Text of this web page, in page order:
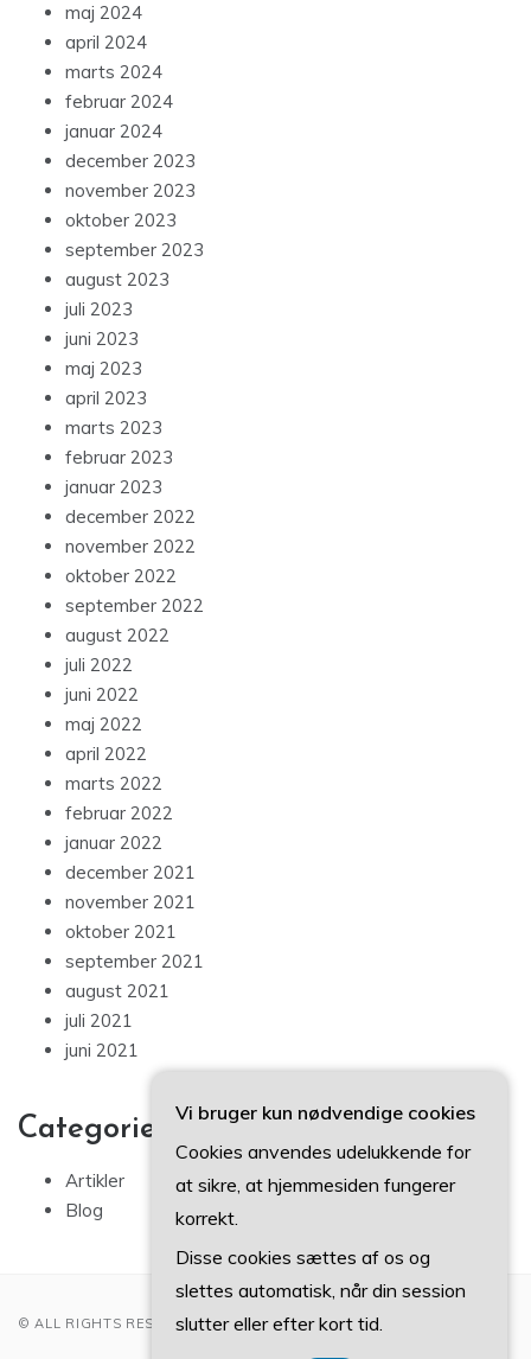
maj 2024
april 2024
marts 2024
februar 2024
januar 2024
december 2023
november 2023
oktober 2023
september 2023
august 2023
juli 2023
juni 2023
maj 2023
april 2023
marts 2023
februar 2023
januar 2023
december 2022
november 2022
oktober 2022
september 2022
august 2022
juli 2022
juni 2022
maj 2022
april 2022
marts 2022
februar 2022
januar 2022
december 2021
november 2021
oktober 2021
september 2021
august 2021
juli 2021
juni 2021
Categories
Artikler
Blog
© ALL RIGHTS RESERVED 2022
Vi bruger kun nødvendige cookies
Cookies anvendes udelukkende for
at sikre, at hjemmesiden fungerer
korrekt.
Disse cookies sættes af os og
slettes automatisk, når din session
slutter eller efter kort tid.